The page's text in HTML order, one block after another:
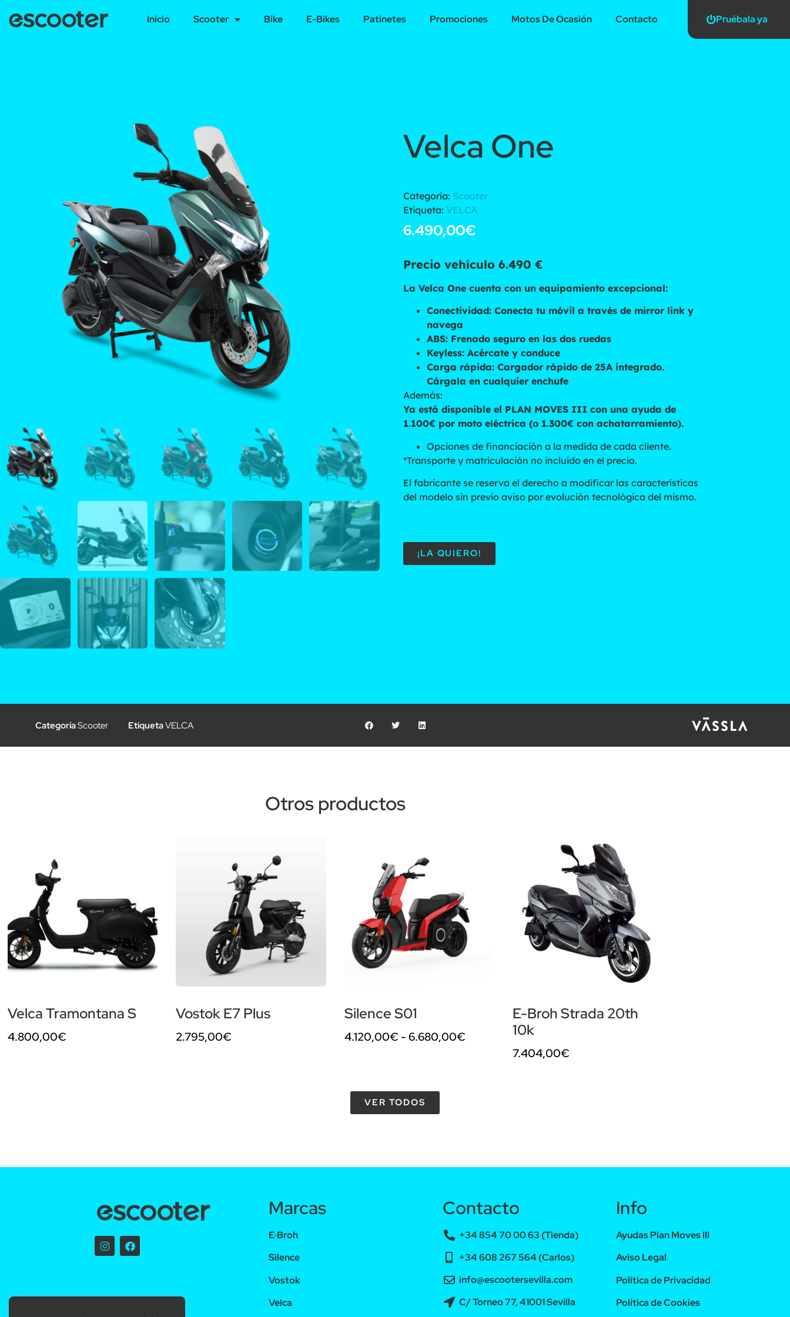
Inicio Scooter Bike E-Bikes Patinetes Promociones Motos De Ocasión Contacto Pruébala ya
Velca One
Categoría: Scooter
Etiqueta: VELCA
6.490,00€
Precio vehículo 6.490 €
La Velca One cuenta con un equipamiento excepcional:
Conectividad: Conecta tu móvil a través de mirror link y
navega
ABS: Frenado seguro en las dos ruedas
Keyless: Acércate y conduce
Carga rápida: Cargador rápido de 25A integrado.
Cárgala en cualquier enchufe
Además:
Ya está disponible el PLAN MOVES III con una ayuda de
1.100€ por moto eléctrica (o 1.300€ con achatarramiento).
Opciones de financiación a la medida de cada cliente.
*Transporte y matriculación no incluido en el precio.
El fabricante se reserva el derecho a modificar las características
del modelo sin previo aviso por evolución tecnológica del mismo.
¡LA QUIERO!
CategoríaScooter EtiquetaVELCA
Otros productos
Velca Tramontana S
4.800,00€
Vostok E7 Plus
2.795,00€
Silence S01
4.120,00€ - 6.680,00€
E-Broh Strada 20th
10k
7.404,00€
VER TODOS
Marcas
E·Broh
Silence
Vostok
Velca
Contacto
+34 854 70 00 63 (Tienda)
+34 608 267 564 (Carlos)
info@escootersevilla.com
C/ Torneo 77, 41001 Sevilla
Info
Ayudas Plan Moves III
Aviso Legal
Política de Privacidad
Política de Cookies